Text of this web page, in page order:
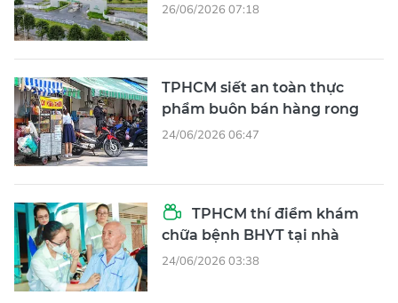
26/06/2026 07:18
TPHCM siết an toàn thực
phẩm buôn bán hàng rong
24/06/2026 06:47
TPHCM thí điểm khám
chữa bệnh BHYT tại nhà
24/06/2026 03:38